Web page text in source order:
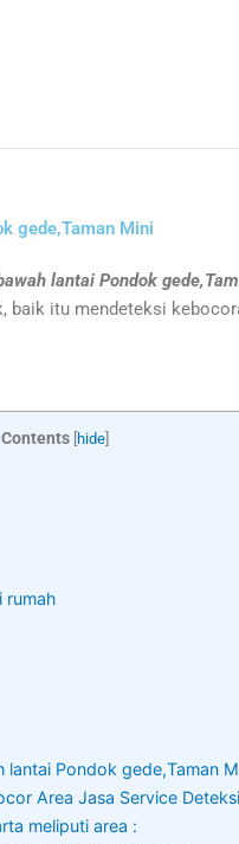
gede,Taman Mini
lantai Pondok
baik itu mendeteksi
Contents hide]
rumah
Pondok gede,Taman
Area Jasa Service
meliputi area :